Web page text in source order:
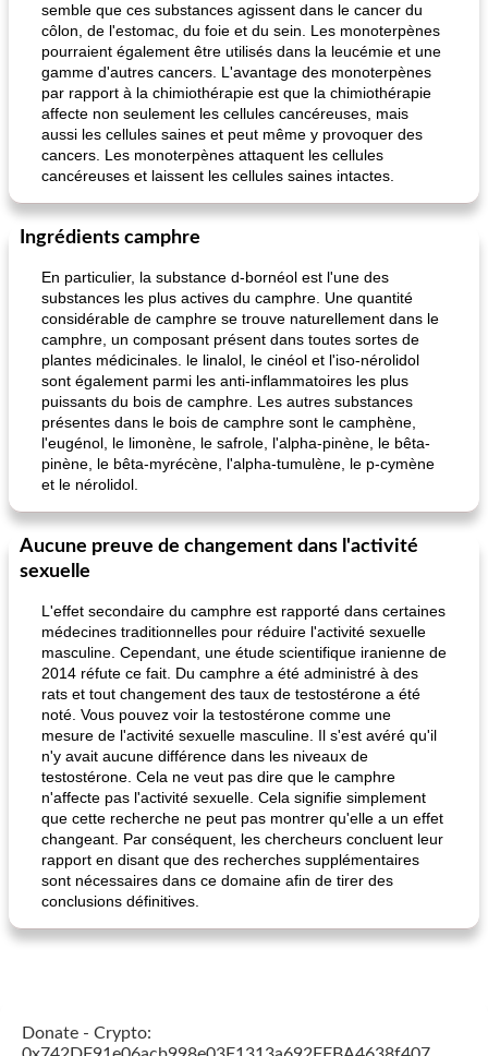
semble que ces substances agissent dans le cancer du
côlon, de l'estomac, du foie et du sein. Les monoterpènes
pourraient également être utilisés dans la leucémie et une
gamme d'autres cancers. L'avantage des monoterpènes
par rapport à la chimiothérapie est que la chimiothérapie
affecte non seulement les cellules cancéreuses, mais
aussi les cellules saines et peut même y provoquer des
cancers. Les monoterpènes attaquent les cellules
cancéreuses et laissent les cellules saines intactes.
Ingrédients camphre
En particulier, la substance d-bornéol est l'une des
substances les plus actives du camphre. Une quantité
considérable de camphre se trouve naturellement dans le
camphre, un composant présent dans toutes sortes de
plantes médicinales. le linalol, le cinéol et l'iso-nérolidol
sont également parmi les anti-inflammatoires les plus
puissants du bois de camphre. Les autres substances
présentes dans le bois de camphre sont le camphène,
l'eugénol, le limonène, le safrole, l'alpha-pinène, le bêta-
pinène, le bêta-myrécène, l'alpha-tumulène, le p-cymène
et le nérolidol.
Aucune preuve de changement dans l'activité
sexuelle
L'effet secondaire du camphre est rapporté dans certaines
médecines traditionnelles pour réduire l'activité sexuelle
masculine. Cependant, une étude scientifique iranienne de
2014 réfute ce fait. Du camphre a été administré à des
rats et tout changement des taux de testostérone a été
noté. Vous pouvez voir la testostérone comme une
mesure de l'activité sexuelle masculine. Il s'est avéré qu'il
n'y avait aucune différence dans les niveaux de
testostérone. Cela ne veut pas dire que le camphre
n'affecte pas l'activité sexuelle. Cela signifie simplement
que cette recherche ne peut pas montrer qu'elle a un effet
changeant. Par conséquent, les chercheurs concluent leur
rapport en disant que des recherches supplémentaires
sont nécessaires dans ce domaine afin de tirer des
conclusions définitives.
Donate - Crypto: